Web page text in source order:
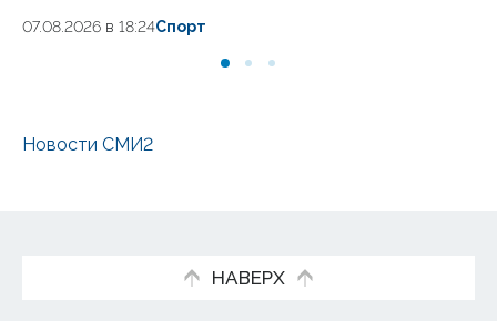
07.08.2026 в 18:24Спорт
Новости СМИ2
НАВЕРХ